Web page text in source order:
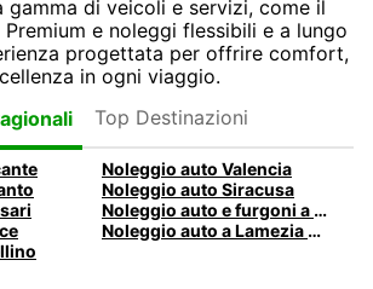
gamma di veicoli e servizi, come il
e noleggi flessibili e a lungo
progettata per offrire comfort,
in ogni viaggio.
Top Destinazioni
Noleggio auto Valencia
Noleggio auto Siracusa
Noleggio auto e furgoni a Pescara
Noleggio auto a Lamezia Terme, Italia